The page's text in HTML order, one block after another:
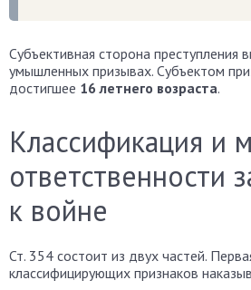
Субъективная сторона преступления
умышленных призывах. Субъектом
достигшее 16 летнего возраста.
Классификация и
ответственности
к войне
Ст. 354 состоит из двух частей.
классифицирующих признаков